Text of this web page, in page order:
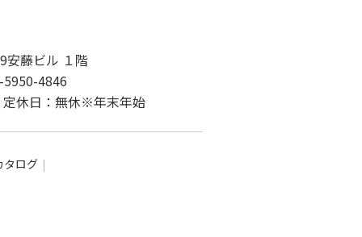
安藤ビル １階
5950-4846
休日：無休※年末年始
タログ